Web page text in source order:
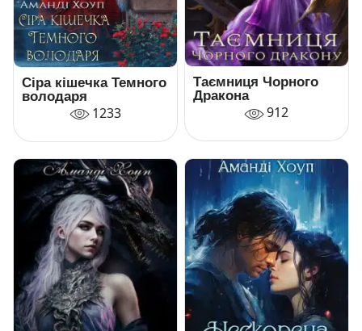
Сіра кішечка Темного
володаря
1233
Таємниця Чорного
Дракона
912